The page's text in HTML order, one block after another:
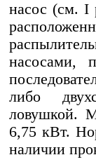
насос (см. I
насосами,
либо
ловушкой.
6,75 кВт.
наличии